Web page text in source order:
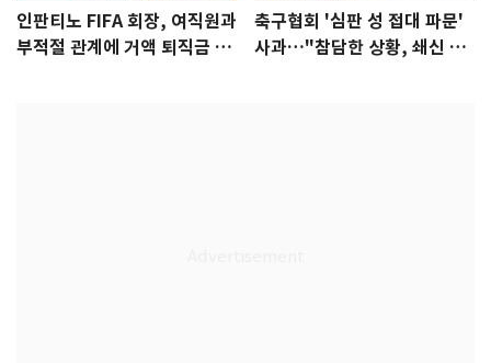
인판티노 FIFA 회장, 여직원과
부적절 관계에 거액 퇴직금 지
축구협회 '심판 성 접대 파문'
사과…"참담한 상황, 쇄신 약